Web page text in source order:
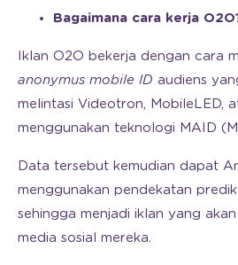
Bagaimana cara kerja
Iklan O2O bekerja dengan cara
anonymus mobile ID audiens
melintasi Videotron, MobileLED,
menggunakan teknologi MAID
Data tersebut kemudian dapat
menggunakan pendekatan
sehingga menjadi iklan yang
media sosial mereka.